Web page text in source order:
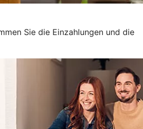
Sie die Einzahlungen und die